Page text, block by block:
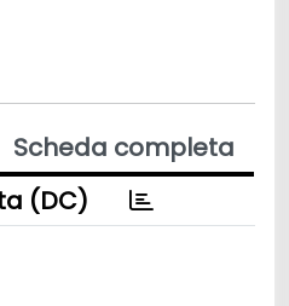
Scheda completa
(DC)